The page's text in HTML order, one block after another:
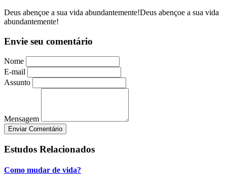
Deus abençoe a sua vida abundantemente!Deus abençoe a sua vida
abundantemente!
Envie seu comentário
Nome
E-mail
Assunto
Mensagem
Enviar Comentário
Estudos Relacionados
Como mudar de vida?